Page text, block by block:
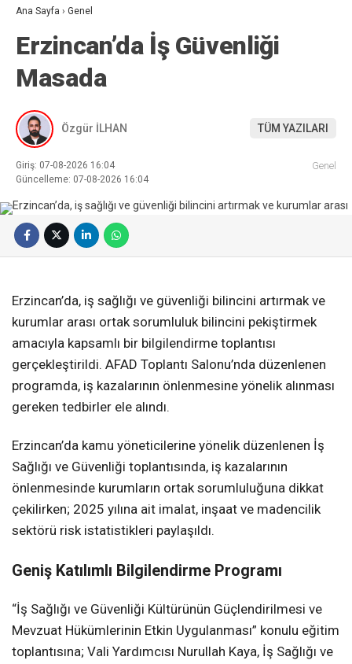
Ana Sayfa › Genel
Erzincan’da İş Güvenliği
Masada
Özgür İLHAN TÜM YAZILARI
Giriş: 07-08-2026 16:04
Güncelleme: 07-08-2026 16:04
Genel
Erzincan’da, iş sağlığı ve güvenliği bilincini artırmak ve
kurumlar arası ortak sorumluluk bilincini pekiştirmek
amacıyla kapsamlı bir bilgilendirme toplantısı
gerçekleştirildi. AFAD Toplantı Salonu’nda düzenlenen
programda, iş kazalarının önlenmesine yönelik alınması
gereken tedbirler ele alındı.
Erzincan’da kamu yöneticilerine yönelik düzenlenen İş
Sağlığı ve Güvenliği toplantısında, iş kazalarının
önlenmesinde kurumların ortak sorumluluğuna dikkat
çekilirken; 2025 yılına ait imalat, inşaat ve madencilik
sektörü risk istatistikleri paylaşıldı.
Geniş Katılımlı Bilgilendirme Programı
“İş Sağlığı ve Güvenliği Kültürünün Güçlendirilmesi ve
Mevzuat Hükümlerinin Etkin Uygulanması” konulu eğitim
toplantısına; Vali Yardımcısı Nurullah Kaya, İş Sağlığı ve